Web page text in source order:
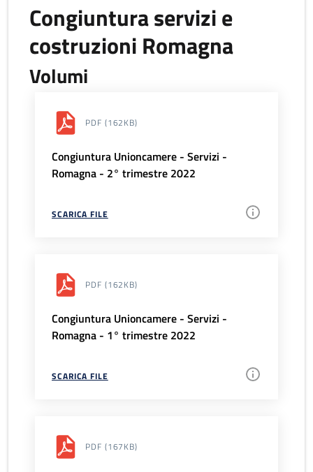
Congiuntura servizi e
costruzioni Romagna
Volumi
PDF (162KB)
Congiuntura Unioncamere - Servizi -
Romagna - 2° trimestre 2022
SCARICA FILE
PDF (162KB)
Congiuntura Unioncamere - Servizi -
Romagna - 1° trimestre 2022
SCARICA FILE
PDF (167KB)